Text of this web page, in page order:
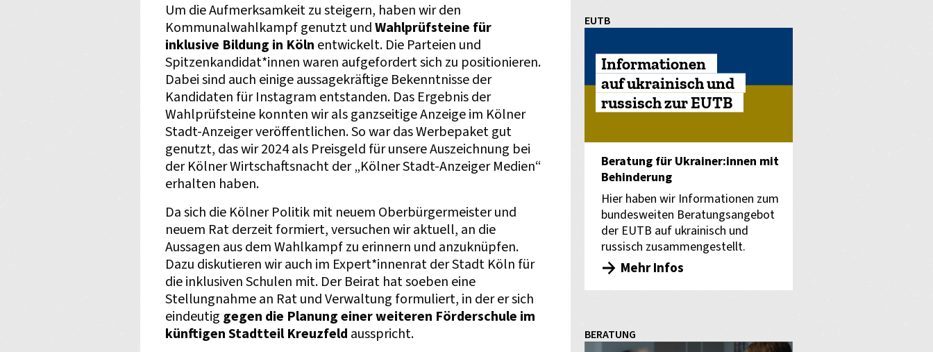
Um die Aufmerksamkeit zu steigern, haben wir den
Kommunalwahlkampf genutzt undWahlprüfsteine für
inklusive Bildung in Köln entwickelt. Die Parteien und
Spitzenkandidat*innen waren aufgefordert sich zu positionieren.
Dabei sind auch einige aussagekräftige Bekenntnisse der
Kandidaten für Instagram entstanden. Das Ergebnis der
Wahlprüfsteine konnten wir als ganzseitige Anzeige im Kölner
Stadt-Anzeiger veröffentlichen. So war das Werbepaket gut
genutzt, das wir 2024 als Preisgeld für unsere Auszeichnung bei
der Kölner Wirtschaftsnacht der „Kölner Stadt-Anzeiger Medien“
erhalten haben.
Da sich die Kölner Politik mit neuem Oberbürgermeister und
neuem Rat derzeit formiert, versuchen wir aktuell, an die
Aussagen aus dem Wahlkampf zu erinnern und anzuknüpfen.
Dazu diskutieren wir auch im Expert*innenrat der Stadt Köln für
die inklusiven Schulen mit. Der Beirat hat soeben eine
Stellungnahme an Rat und Verwaltung formuliert, in der er sich
eindeutig gegen die Planung einer weiteren Förderschule im
künftigen Stadtteil Kreuzfeld ausspricht.
EUTB
Informationen
auf ukrainisch und
russisch zur EUTB
Beratung für Ukrainer:innen mit
Behinderung
Hier haben wir Informationen zum
bundesweiten Beratungsangebot
der EUTB auf ukrainisch und
russisch zusammengestellt.
Mehr Infos
BERATUNG